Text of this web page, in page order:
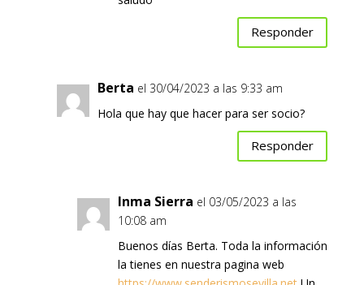
Responder
Berta el 30/04/2023 a las 9:33 am
Hola que hay que hacer para ser socio?
Responder
Inma Sierra el 03/05/2023 a las
10:08 am
Buenos días Berta. Toda la información
la tienes en nuestra pagina web